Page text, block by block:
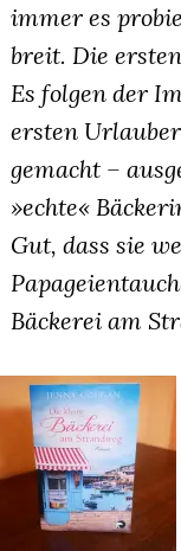
immer es
breit. Die
Es folgen der
ersten
gemacht –
»echte«
Gut, dass sie
Bäckerei am